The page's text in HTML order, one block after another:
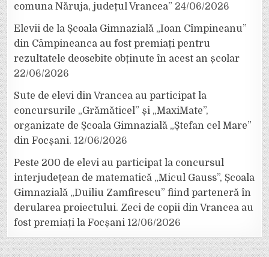
comuna Năruja, județul Vrancea” 24/06/2026
Elevii de la Școala Gimnazială „Ioan Cîmpineanu”
din Câmpineanca au fost premiați pentru
rezultatele deosebite obținute în acest an școlar
22/06/2026
Sute de elevi din Vrancea au participat la
concursurile „Grămăticel” și „MaxiMate”,
organizate de Școala Gimnazială „Ștefan cel Mare”
din Focșani. 12/06/2026
Peste 200 de elevi au participat la concursul
interjudețean de matematică „Micul Gauss”, Școala
Gimnazială „Duiliu Zamfirescu” fiind parteneră în
derularea proiectului. Zeci de copii din Vrancea au
fost premiați la Focșani 12/06/2026